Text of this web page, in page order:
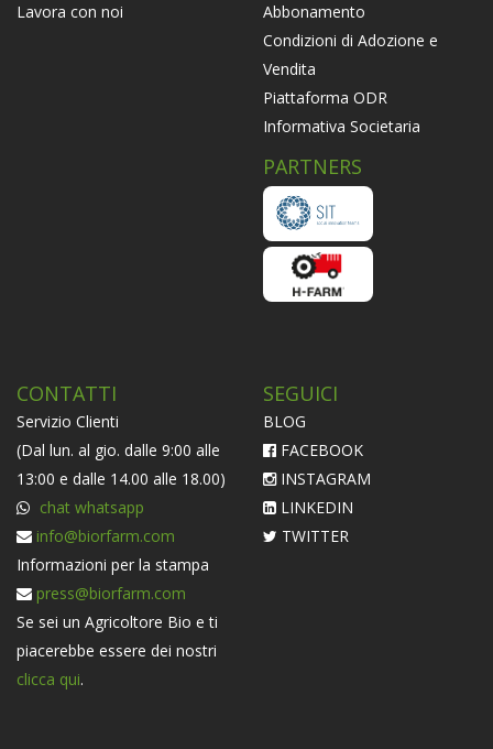
Lavora con noi
Abbonamento
Condizioni di Adozione e
Vendita
Piattaforma ODR
Informativa Societaria
PARTNERS
CONTATTI
Servizio Clienti
(Dal lun. al gio. dalle 9:00 alle
13:00 e dalle 14.00 alle 18.00)
chat whatsapp
info@biorfarm.com
Informazioni per la stampa
press@biorfarm.com
Se sei un Agricoltore Bio e ti
piacerebbe essere dei nostri
clicca qui.
SEGUICI
BLOG
FACEBOOK
INSTAGRAM
LINKEDIN
TWITTER